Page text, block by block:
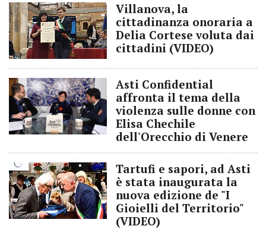
Villanova, la
cittadinanza onoraria a
Delia Cortese voluta dai
cittadini (VIDEO)
Asti Confidential
affronta il tema della
violenza sulle donne con
Elisa Chechile
dell'Orecchio di Venere
Tartufi e sapori, ad Asti
è stata inaugurata la
nuova edizione de "I
Gioielli del Territorio"
(VIDEO)